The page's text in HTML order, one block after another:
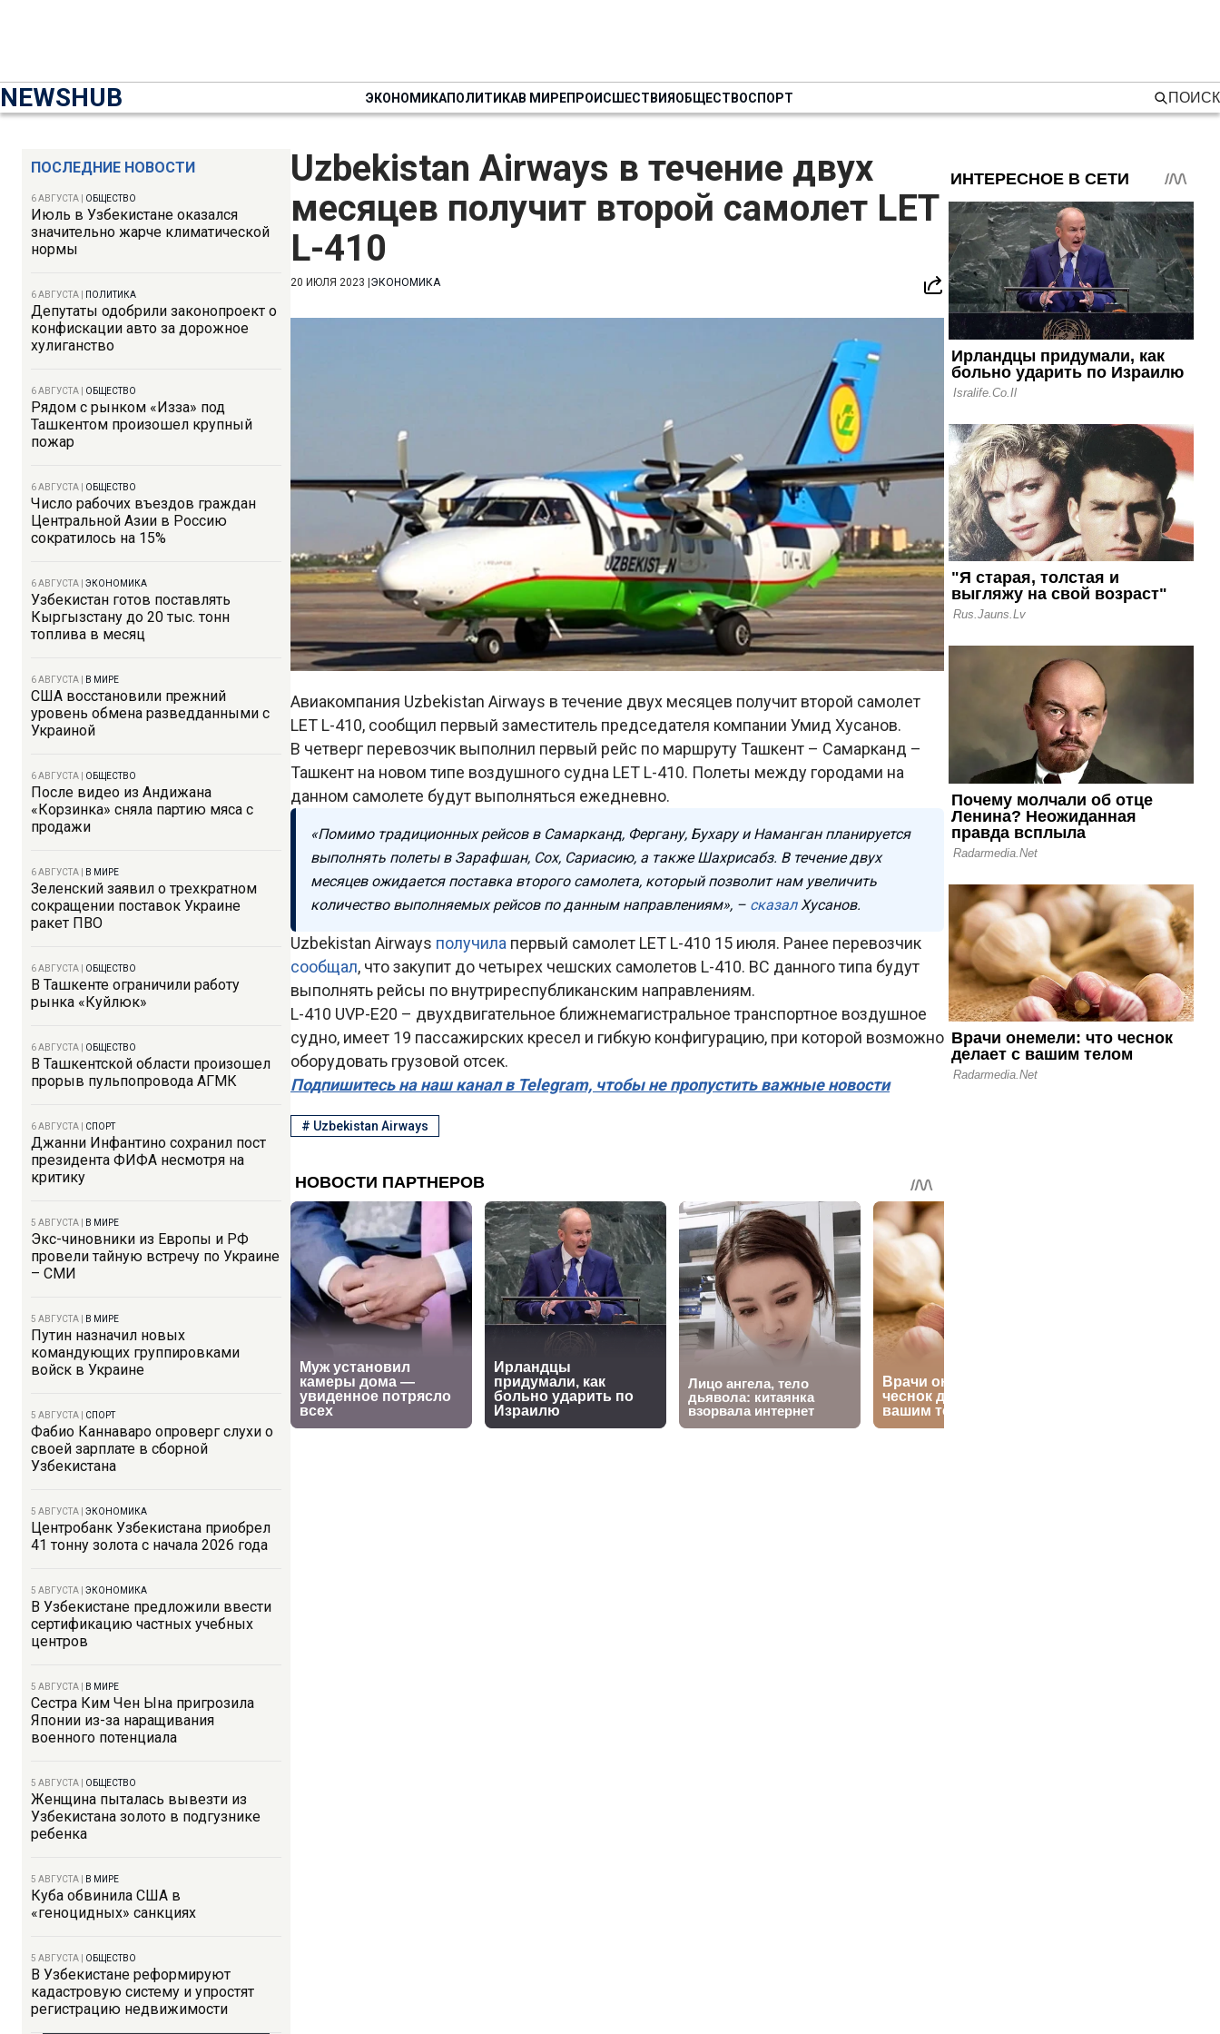
NEWSHUB ЭКОНОМИКАПОЛИТИКАВ МИРЕПРОИСШЕСТВИЯОБЩЕСТВОСПОРТ ПОИСК
ПОСЛЕДНИЕ НОВОСТИ
6 АВГУСТА ОБЩЕСТВО
Июль в Узбекистане оказался
значительно жарче климатической
нормы
6 АВГУСТА ПОЛИТИКА
Депутаты одобрили законопроект о
конфискации авто за дорожное
хулиганство
6 АВГУСТА ОБЩЕСТВО
Рядом с рынком «Изза» под
Ташкентом произошел крупный
пожар
6 АВГУСТА ОБЩЕСТВО
Число рабочих въездов граждан
Центральной Азии в Россию
сократилось на 15%
6 АВГУСТА ЭКОНОМИКА
Узбекистан готов поставлять
Кыргызстану до 20 тыс. тонн
топлива в месяц
6 АВГУСТА В МИРЕ
США восстановили прежний
уровень обмена разведданными с
Украиной
6 АВГУСТА ОБЩЕСТВО
После видео из Андижана
«Корзинка» сняла партию мяса с
продажи
6 АВГУСТА В МИРЕ
Зеленский заявил о трехкратном
сокращении поставок Украине
ракет ПВО
6 АВГУСТА ОБЩЕСТВО
В Ташкенте ограничили работу
рынка «Куйлюк»
6 АВГУСТА ОБЩЕСТВО
В Ташкентской области произошел
прорыв пульпопровода АГМК
6 АВГУСТА СПОРТ
Джанни Инфантино сохранил пост
президента ФИФА несмотря на
критику
5 АВГУСТА В МИРЕ
Экс-чиновники из Европы и РФ
провели тайную встречу по Украине
– СМИ
5 АВГУСТА В МИРЕ
Путин назначил новых
командующих группировками
войск в Украине
5 АВГУСТА СПОРТ
Фабио Каннаваро опроверг слухи о
своей зарплате в сборной
Узбекистана
5 АВГУСТА ЭКОНОМИКА
Центробанк Узбекистана приобрел
41 тонну золота с начала 2026 года
5 АВГУСТА ЭКОНОМИКА
В Узбекистане предложили ввести
сертификацию частных учебных
центров
5 АВГУСТА В МИРЕ
Сестра Ким Чен Ына пригрозила
Японии из-за наращивания
военного потенциала
5 АВГУСТА ОБЩЕСТВО
Женщина пыталась вывезти из
Узбекистана золото в подгузнике
ребенка
5 АВГУСТА В МИРЕ
Куба обвинила США в
«геноцидных» санкциях
5 АВГУСТА ОБЩЕСТВО
В Узбекистане реформируют
кадастровую систему и упростят
регистрацию недвижимости
Uzbekistan Airways в течение двух
месяцев получит второй самолет LET
L-410
20 ИЮЛЯ 2023 ЭКОНОМИКА
Авиакомпания Uzbekistan Airways в течение двух месяцев получит второй самолет
LET L-410, сообщил первый заместитель председателя компании Умид Хусанов.
В четверг перевозчик выполнил первый рейс по маршруту Ташкент – Самарканд –
Ташкент на новом типе воздушного судна LET L-410. Полеты между городами на
данном самолете будут выполняться ежедневно.
«Помимо традиционных рейсов в Самарканд, Фергану, Бухару и Наманган планируется
выполнять полеты в Зарафшан, Сох, Сариасию, а также Шахрисабз. В течение двух
месяцев ожидается поставка второго самолета, который позволит нам увеличить
количество выполняемых рейсов по данным направлениям», – сказалХусанов.
Uzbekistan Airways получила первый самолет LET L-410 15 июля. Ранее перевозчик
сообщал, что закупит до четырех чешских самолетов L-410. ВС данного типа будут
выполнять рейсы по внутриреспубликанским направлениям.
L-410 UVP-E20 – двухдвигательное ближнемагистральное транспортное воздушное
судно, имеет 19 пассажирских кресел и гибкую конфигурацию, при которой возможно
оборудовать грузовой отсек.
Подпишитесь на наш канал в Telegram, чтобы не пропустить важные новости
# Uzbekistan Airways